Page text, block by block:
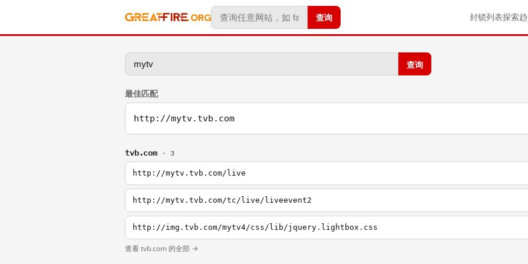
查询 封锁列表探索
查询
最佳匹配
http://mytv.tvb.com
tvb.com · 3
http://mytv.tvb.com/live
http://mytv.tvb.com/tc/live/liveevent2
http://img.tvb.com/mytv4/css/lib/jquery.lightbox.css
查看 tvb.com 的全部 →